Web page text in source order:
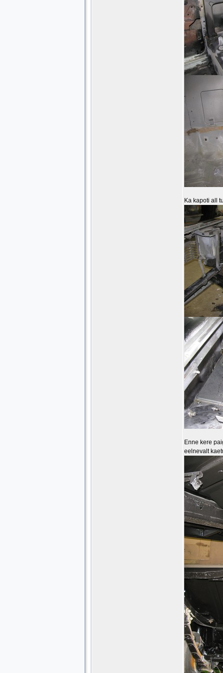
Ka kapoti all
Enne kere
eelnevalt